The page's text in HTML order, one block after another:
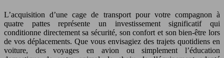
L’acquisition d’une cage de transport pour votre compagnon à
quatre pattes représente un investissement significatif qui
conditionne directement sa sécurité, son confort et son bien-être lors
de vos déplacements. Que vous envisagiez des trajets quotidiens en
voiture, des voyages en avion ou simplement l’éducation